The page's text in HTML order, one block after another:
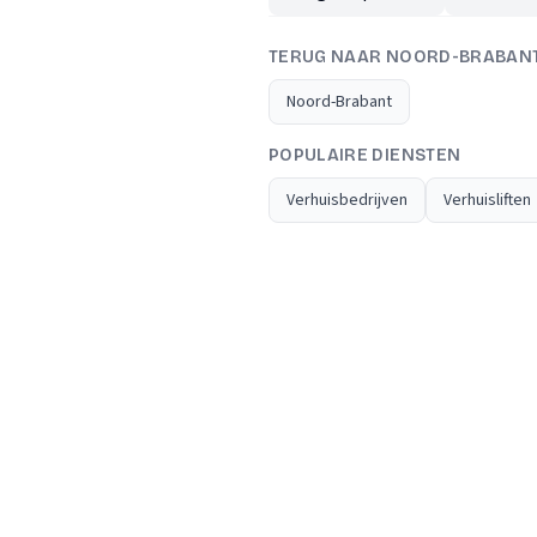
TERUG NAAR NOORD-
Noord-Brabant
POPULAIRE DIENSTEN
Verhuisbedrijven Verhuisliften